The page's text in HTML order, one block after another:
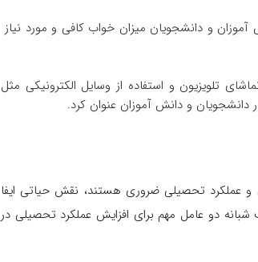
و دانشجویان میزان خواب کافی و مورد نیاز
تلویزیون و استفاده از وسایل الکترونیکی مثل
دانشجویان و دانش آموزان عنوان کرد.
عملکرد تحصیلی ضروری هستند، نقش حیاتی ایفا
دو عامل مهم برای افزایش عملکرد تحصیلی در